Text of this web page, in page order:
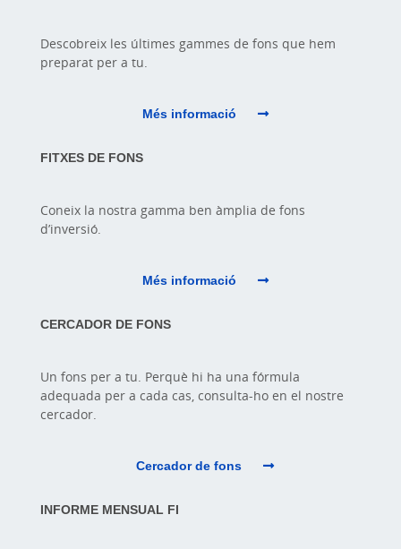
Descobreix les últimes gammes de fons que hem
preparat per a tu.
Més informació
FITXES DE FONS
Coneix la nostra gamma ben àmplia de fons
d’inversió.
Més informació
CERCADOR DE FONS
Un fons per a tu. Perquè hi ha una fórmula
adequada per a cada cas, consulta-ho en el nostre
cercador.
Cercador de fons
INFORME MENSUAL FI